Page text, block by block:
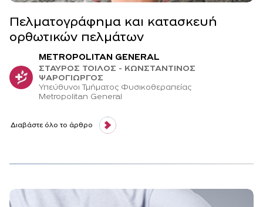
Πελματογράφημα και κατασκευή
ορθωτικών πελμάτων
METROPOLITAN GENERAL
ΣΤΑΥΡΟΣ ΤΟΙΛΟΣ - ΚΩΝΣΤΑΝΤΙΝΟΣ
ΨΑΡΟΓΙΩΡΓΟΣ
Υπεύθυνοι Τμήματος Φυσικοθεραπείας
Μetropolitan General
Διαβάστε όλο το άρθρο